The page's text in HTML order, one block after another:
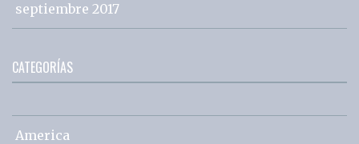
septiembre 2017
CATEGORÍAS
America